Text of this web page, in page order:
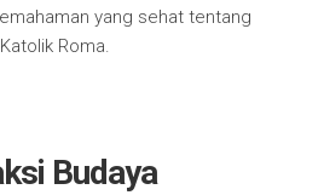
yang sehat tentang
Roma.
Budaya